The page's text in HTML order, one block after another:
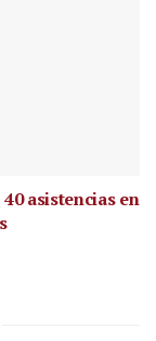
asistencias en